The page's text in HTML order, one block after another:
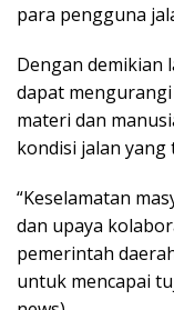
para pengguna
Dengan demikian
dapat
materi dan
kondisi jalan yang
“Keselamatan
dan upaya
pemerintah
untuk mencapai